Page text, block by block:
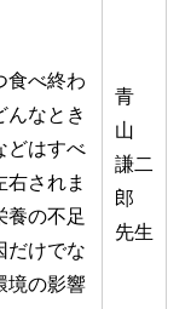
食べ終わ
んなとき
どはすべ
右されま
養の不足
だけでな
境の影響
青
山
謙二
郎
先生